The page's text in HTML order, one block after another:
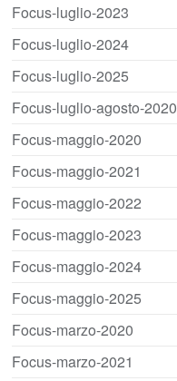
Focus-luglio-2023
Focus-luglio-2024
Focus-luglio-2025
Focus-luglio-agosto-2020
Focus-maggio-2020
Focus-maggio-2021
Focus-maggio-2022
Focus-maggio-2023
Focus-maggio-2024
Focus-maggio-2025
Focus-marzo-2020
Focus-marzo-2021